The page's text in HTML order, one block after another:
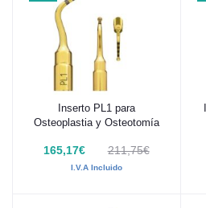
Añadir al carrito
Inserto PL1 para
Osteoplastia y Osteotomía
165,17€ 211,75€
I.V.A Incluido